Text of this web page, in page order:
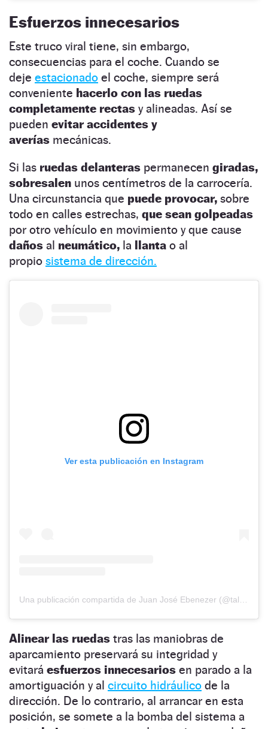
Esfuerzos innecesarios
Este truco viral tiene, sin embargo,
consecuencias para el coche. Cuando se
deje estacionado el coche, siempre será
conveniente hacerlo con las ruedas
completamente rectas y alineadas. Así se
pueden evitar accidentes y
averías mecánicas.
Si las ruedas delanteras permanecen giradas,
sobresalen unos centímetros de la carrocería.
Una circunstancia que puede provocar, sobre
todo en calles estrechas, que sean golpeadas
por otro vehículo en movimiento y que cause
daños al neumático, la llanta o al
propio sistema de dirección.
Ver esta publicación en Instagram
Alinear las ruedas tras las maniobras de
aparcamiento preservará su integridad y
evitará esfuerzos innecesarios en parado a la
amortiguación y al circuito hidráulico de la
dirección. De lo contrario, al arrancar en esta
posición, se somete a la bomba del sistema a